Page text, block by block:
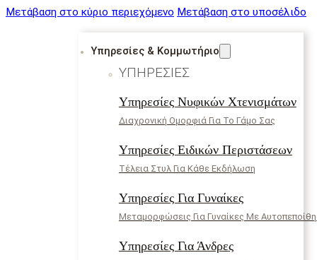
Μετάβαση στο κύριο περιεχόμενο Μετάβαση στο υποσέλιδο
Υπηρεσίες & Κομμωτήριο
ΥΠΗΡΕΣΊΕΣ
Υπηρεσίες Νυφικών Χτενισμάτων
Διαχρονική Ομορφιά Για Το Γάμο Σας
Υπηρεσίες Ειδικών Περιστάσεων
Τέλεια Στυλ Για Κάθε Εκδήλωση
Υπηρεσίες Για Γυναίκες
Μεταμορφώσεις Για Γυναίκες Με
Υπηρεσίες Για Άνδρες